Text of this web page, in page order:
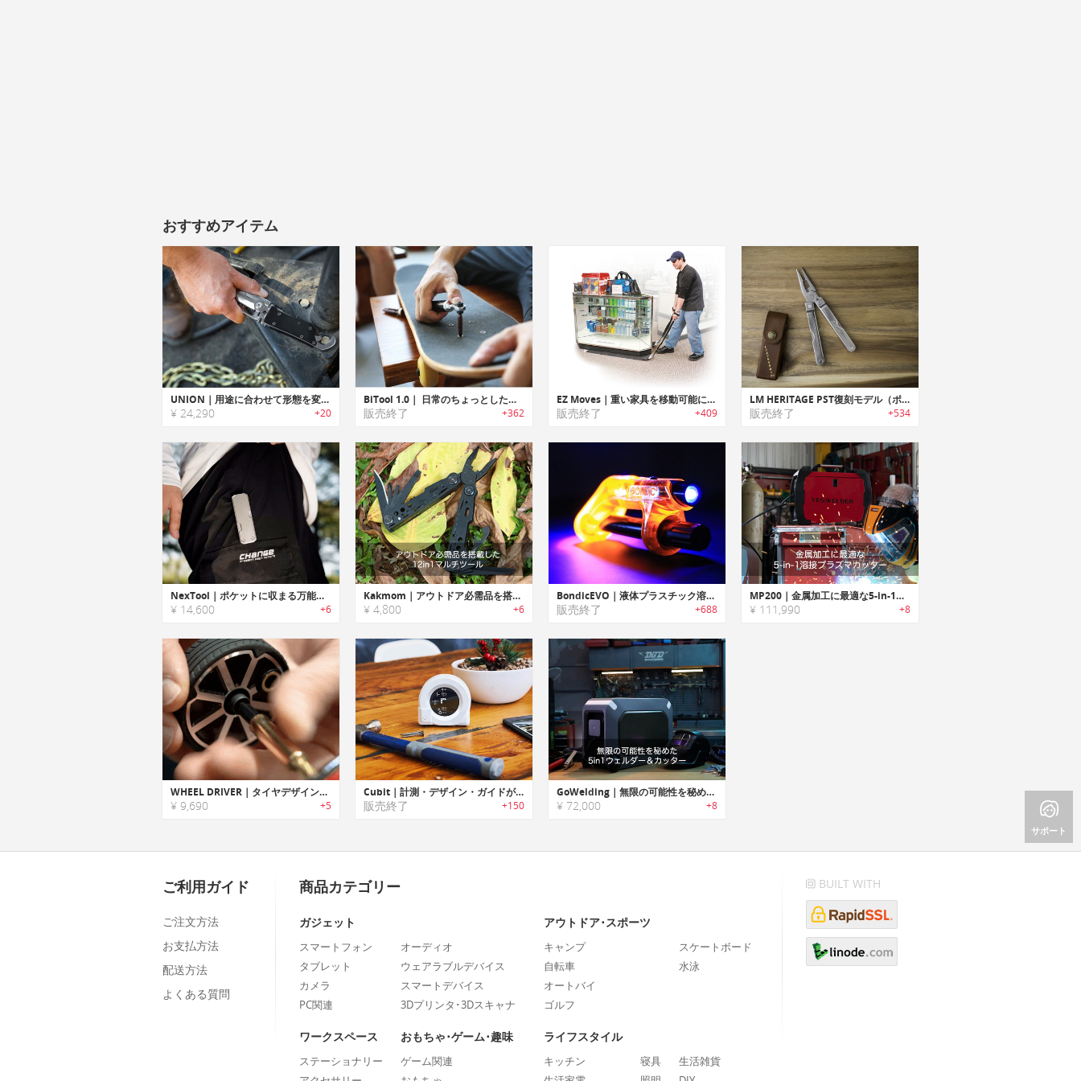
おすすめアイテム
UNION｜用途に合わせて形態を変更可能なスマートマルチツール「ユニオン」
¥ 24,290 +20
BiTool 1.0｜ 日常のちょっとした場面で大活躍するマルチ工具「バイツール」
販売終了 +362
EZ Moves｜重い家具を移動可能にするスライド移動システム「イージームーブ」
販売終了 +409
LM HERITAGE PST復刻モデル（ポケット・サバイバル・ツール）
販売終了 +534
NexTool｜ポケットに収まる万能さ。4-in-1チタン製マルチツール
¥ 14,600 +6
Kakmom｜アウトドア必需品を搭載した12in1マルチツール
¥ 4,800 +6
BondicEVO｜液体プラスチック溶接剤「ボンディックエボ」
販売終了 +688
MP200｜金属加工に最適な5-in-1溶接プラズマカッター
¥ 111,990 +8
WHEEL DRIVER｜タイヤデザインの手のひらサイズラチェットEDCツール「ホイールドライバー」
¥ 9,690 +5
Cubit｜計測・デザイン・ガイドが可能なスマートDIYツール。「キュービット」
販売終了 +150
GoWelding｜無限の可能性を秘めた5in1ウェルダー＆カッター「ゴーウェルディング」
¥ 72,000 +8
サポート
ご利用ガイド
ご注文方法
お支払方法
配送方法
よくある質問
商品カテゴリー
ガジェット
スマートフォン
タブレット
カメラ
PC関連
オーディオ
ウェアラブルデバイス
スマートデバイス
3Dプリンタ･3Dスキャナ
アウトドア･スポーツ
キャンプ
自転車
オートバイ
ゴルフ
スケートボード
水泳
ワークスペース
ステーショナリー
おもちゃ･ゲーム･趣味
ゲーム関連
ライフスタイル
キッチン
寝具
生活雑貨
BUILT WITH